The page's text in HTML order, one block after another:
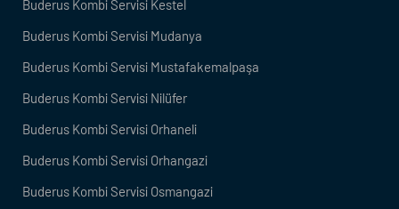
Buderus Kombi Servisi Kestel
Buderus Kombi Servisi Mudanya
Buderus Kombi Servisi Mustafakemalpaşa
Buderus Kombi Servisi Nilüfer
Buderus Kombi Servisi Orhaneli
Buderus Kombi Servisi Orhangazi
Buderus Kombi Servisi Osmangazi